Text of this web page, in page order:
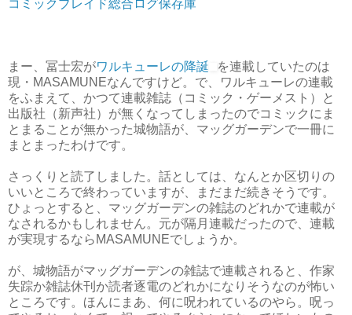
コミックブレイド総合ログ保存庫
まー、冨士宏がワルキューレの降誕
を連載していたのは
現・MASAMUNEなんですけど。で、ワルキューレの連載
をふまえて、かつて連載雑誌（コミック・ゲーメスト）と
出版社（新声社）が無くなってしまったのでコミックにま
とまることが無かった城物語が、マッグガーデンで一冊に
まとまったわけです。
さっくりと読了しました。話としては、なんとか区切りの
いいところで終わっていますが、まだまだ続きそうです。
ひょっとすると、マッグガーデンの雑誌のどれかで連載が
なされるかもしれません。元が隔月連載だったので、連載
が実現するならMASAMUNEでしょうか。
が、城物語がマッグガーデンの雑誌で連載されると、作家
失踪か雑誌休刊か読者逐電のどれかになりそうなのが怖い
ところです。ほんにまあ、何に呪われているのやら。呪っ